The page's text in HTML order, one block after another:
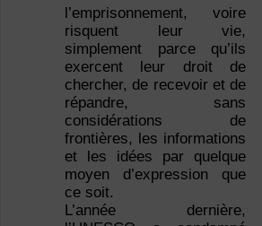
l’emprisonnement, voire
risquent leur vie,
simplement parce qu’ils
exercent leur droit de
chercher, de recevoir et de
répandre, sans
considérations de
frontières, les informations
et les idées par quelque
moyen d’expression que
ce soit.
L’année dernière,